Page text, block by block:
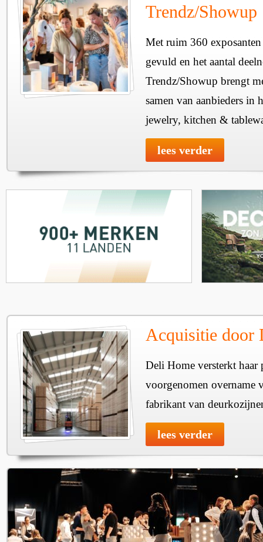
Trendz/Showup
Met ruim 360
gevuld en het aantal
Trendz/Showup brengt
samen van aanbieders in
jewelry, kitchen &
lees verder
Acquisitie door
Deli Home versterkt haar
voorgenomen overname
fabrikant van
lees verder